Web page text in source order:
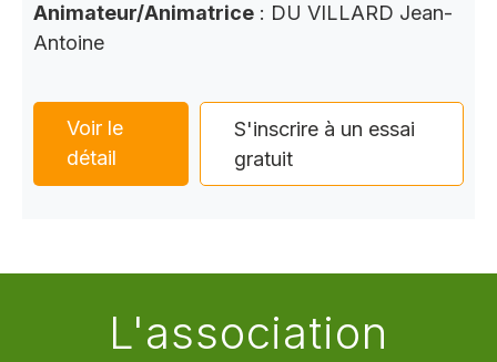
Animateur/Animatrice : DU VILLARD Jean-
Antoine
Voir le
détail
S'inscrire à un essai
gratuit
L'association